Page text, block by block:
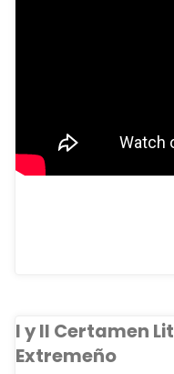
I y II Certamen
Extremeño